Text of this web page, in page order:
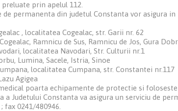
prin apelul 112.
de permanenta din judetul Constanta vor asigura
, localitatea Cogealac, str. Garii nr. 62
Ramnicu de Sus, Ramnicu de Jos, Gura
localitatea Navodari, Str. Culturii nr.1
Lumina, Sacele, Istria, Sinoe
localitatea Cumpana, str. Constantei nr.117
Agigea
poarta echipamente de protectie si
a Judetului Constanta va asigura un serviciu de
fax 0241/480946.